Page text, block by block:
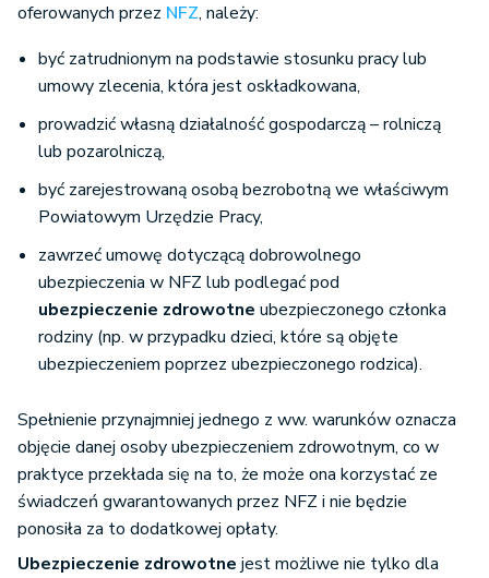
oferowanych przez NFZ, należy:
być zatrudnionym na podstawie stosunku pracy lub
umowy zlecenia, która jest oskładkowana,
prowadzić własną działalność gospodarczą – rolniczą
lub pozarolniczą,
być zarejestrowaną osobą bezrobotną we właściwym
Powiatowym Urzędzie Pracy,
zawrzeć umowę dotyczącą dobrowolnego
ubezpieczenia w NFZ lub podlegać pod
ubezpieczenie zdrowotne ubezpieczonego członka
rodziny (np. w przypadku dzieci, które są objęte
ubezpieczeniem poprzez ubezpieczonego rodzica).
Spełnienie przynajmniej jednego z ww. warunków oznacza
objęcie danej osoby ubezpieczeniem zdrowotnym, co w
praktyce przekłada się na to, że może ona korzystać ze
świadczeń gwarantowanych przez NFZ i nie będzie
ponosiła za to dodatkowej opłaty.
Ubezpieczenie zdrowotne jest możliwe nie tylko dla